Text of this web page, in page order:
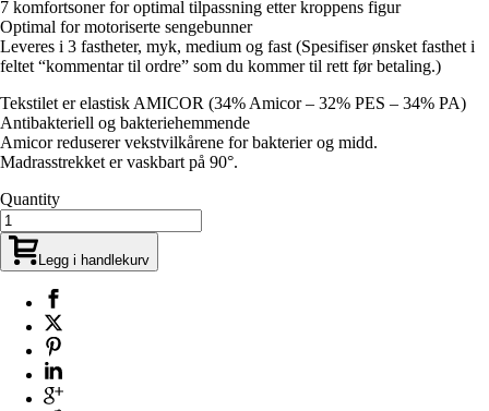
7 komfortsoner for optimal tilpassning etter kroppens figur
Optimal for motoriserte sengebunner
Leveres i 3 fastheter, myk, medium og fast (Spesifiser ønsket fasthet i
feltet “kommentar til ordre” som du kommer til rett før betaling.)
Tekstilet er elastisk AMICOR (34% Amicor – 32% PES – 34% PA)
Antibakteriell og bakteriehemmende
Amicor reduserer vekstvilkårene for bakterier og midd.
Madrasstrekket er vaskbart på 90°.
Quantity
Legg i handlekurv